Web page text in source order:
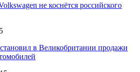
не коснётся российского
в Великобритании продажи